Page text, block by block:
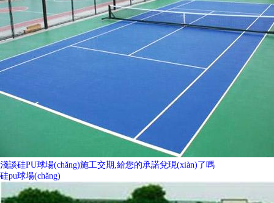
淺談硅PU球場(chǎng)施工交期,給您的承諾兌現(xiàn)了嗎
硅pu球場(chǎng)